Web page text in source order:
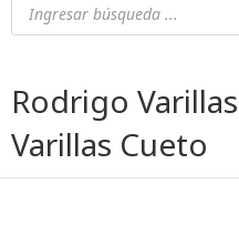
Rodrigo
Varillas Cueto